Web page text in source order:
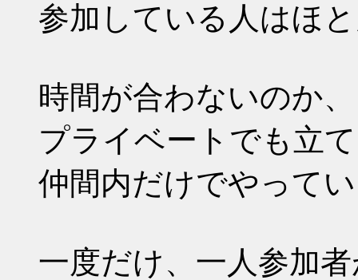
参加している人はほ
時間が合わないのか、
プライベートでも立
仲間内だけでやって
一度だけ、一人参加